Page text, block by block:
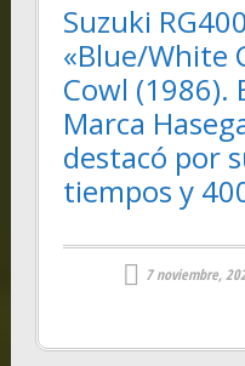
Suzuki
«Blue/White
Cowl (1986).
Marca
destacó por
tiempos y
7 noviembre,